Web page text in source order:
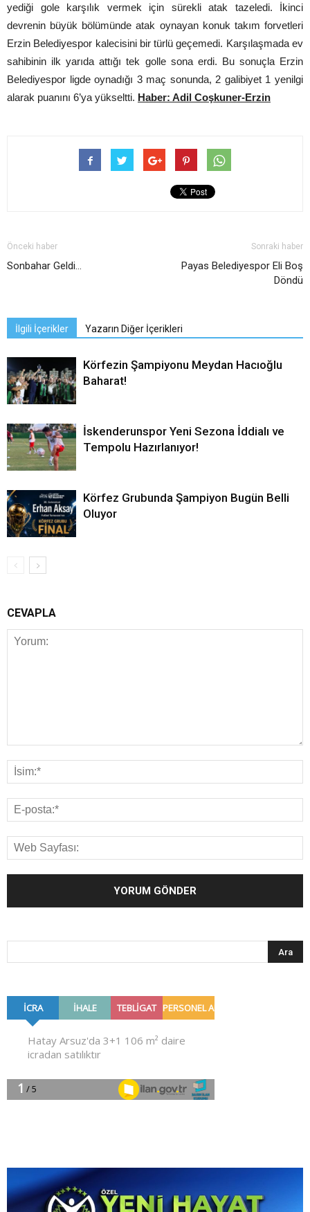
yediği gole karşılık vermek için sürekli atak tazeledi. İkinci
devrenin büyük bölümünde atak oynayan konuk takım forvetleri
Erzin Belediyespor kalecisini bir türlü geçemedi. Karşılaşmada ev
sahibinin ilk yarıda attığı tek golle sona erdi. Bu sonuçla Erzin
Belediyespor ligde oynadığı 3 maç sonunda, 2 galibiyet 1 yenilgi
alarak puanını 6’ya yükseltti. Haber: Adil Coşkuner-Erzin
Önceki haber
Sonbahar Geldi…
Sonraki haber
Payas Belediyespor Eli Boş
Döndü
İlgili İçerikler Yazarın Diğer İçerikleri
Körfezin Şampiyonu Meydan Hacıoğlu
Baharat!
İskenderunspor Yeni Sezona İddialı ve
Tempolu Hazırlanıyor!
Körfez Grubunda Şampiyon Bugün Belli
Oluyor
CEVAPLA